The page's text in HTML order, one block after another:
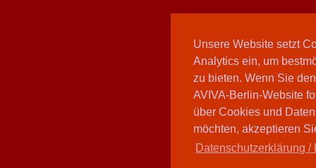
Unsere Website setzt
Analytics ein, um
zu bieten. Wenn Sie
AVIVA-Berlin-Website
über Cookies und
möchten, akzeptieren
Datenschutzerklärung /